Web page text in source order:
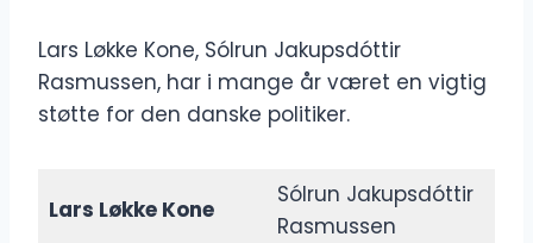
Lars Løkke Kone, Sólrun Jakupsdóttir
Rasmussen, har i mange år været en vigtig
støtte for den danske politiker.
Lars Løkke Kone
Sólrun Jakupsdóttir
Rasmussen